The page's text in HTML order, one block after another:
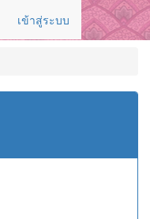
เข้าสู่ระบบ